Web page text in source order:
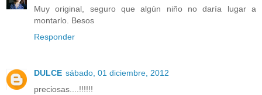
Muy original, seguro que algún niño no daría lugar a
montarlo. Besos
Responder
DULCE sábado, 01 diciembre, 2012
preciosas....!!!!!!